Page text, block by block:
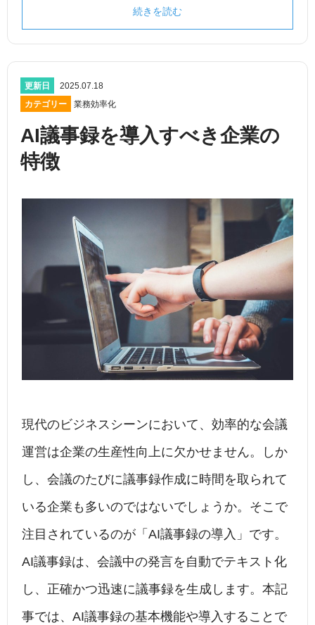
続きを読む
更新日
2025.07.18
カテゴリー
業務効率化
AI議事録を導入すべき企業の
特徴
現代のビジネスシーンにおいて、効率的な会議
運営は企業の生産性向上に欠かせません。しか
し、会議のたびに議事録作成に時間を取られて
いる企業も多いのではないでしょうか。そこで
注目されているのが「AI議事録の導入」です。
AI議事録は、会議中の発言を自動でテキスト化
し、正確かつ迅速に議事録を生成します。本記
事では、AI議事録の基本機能や導入することで